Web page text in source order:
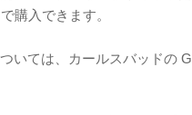
購入できます。
いては、カールスバッドの